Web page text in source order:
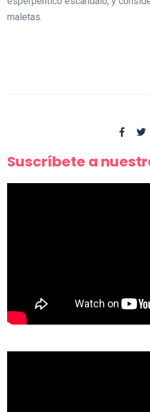
maletas.
Suscríbete a